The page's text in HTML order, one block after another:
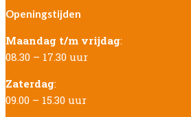
Openingstijden
Maandag t/m vrijdag:
08.30 – 17.30 uur
Zaterdag:
09.00 – 15.30 uur